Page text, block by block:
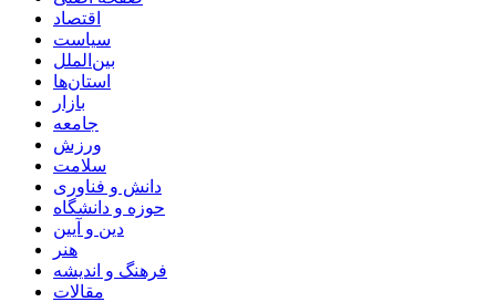
اقتصاد
سیاست
بین‌الملل
استان‌ها
بازار
جامعه
ورزش
سلامت
دانش و فناوری
حوزه و دانشگاه
دین و آیین
هنر
فرهنگ و اندیشه
مقالات